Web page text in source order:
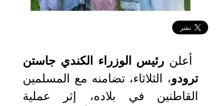
أعلن رئيس الوزراء الكندي جاستن
ترودو، الثلاثاء، تضامنه مع المسلمين
القاطنين في بلاده، إثر عملية